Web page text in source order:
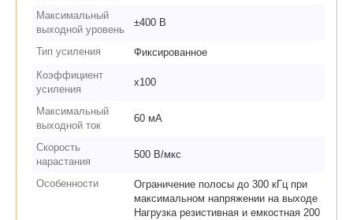
Максимальный
выходной уровень
±400 В
Тип усиления
Фиксированное
Коэффициент
усиления
х100
Максимальный
выходной ток
60 мА
Скорость
нарастания
500 В/мкс
Особенности
Ограничение полосы до 300 кГц при
максимальном напряжении на выходе
Нагрузка резистивная и емкостная 200